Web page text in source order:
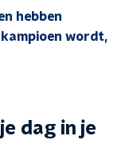
hebben
wordt,
dag in je